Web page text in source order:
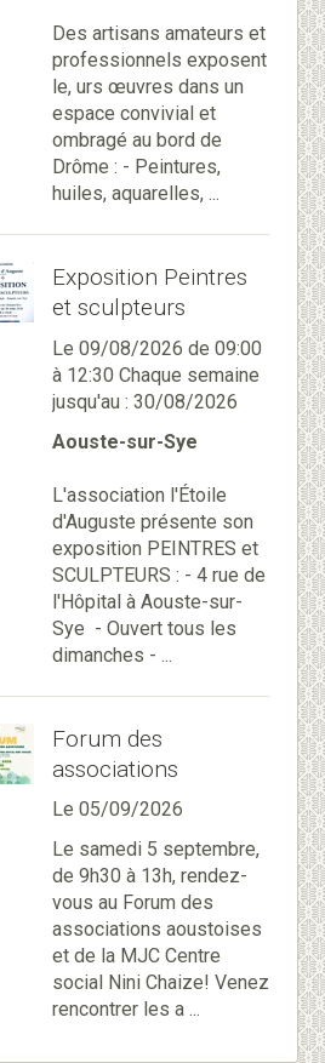
Des artisans amateurs et
professionnels exposent
le, urs œuvres dans un
espace convivial et
ombragé au bord de
Drôme : - Peintures,
huiles, aquarelles, ...
Exposition Peintres
et sculpteurs
Le 09/08/2026 de 09:00
à 12:30 Chaque semaine
jusqu'au : 30/08/2026
Aouste-sur-Sye
L'association l'Étoile
d'Auguste présente son
exposition PEINTRES et
SCULPTEURS : - 4 rue de
l'Hôpital à Aouste-sur-
Sye - Ouvert tous les
dimanches - ...
Forum des
associations
Le 05/09/2026
Le samedi 5 septembre,
de 9h30 à 13h, rendez-
vous au Forum des
associations aoustoises
et de la MJC Centre
social Nini Chaize! Venez
rencontrer les a ...